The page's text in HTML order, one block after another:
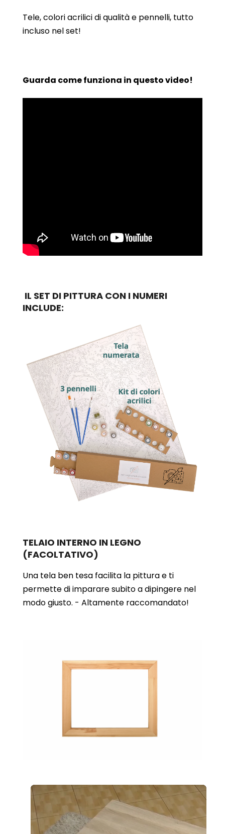
Tele, colori acrilici di qualità e pennelli, tutto
incluso nel set!
Guarda come funziona in questo video!
IL SET DI PITTURA CON I NUMERI
INCLUDE:
TELAIO INTERNO IN LEGNO
(FACOLTATIVO)
Una tela ben tesa facilita la pittura e ti
permette di imparare subito a dipingere nel
modo giusto. - Altamente raccomandato!